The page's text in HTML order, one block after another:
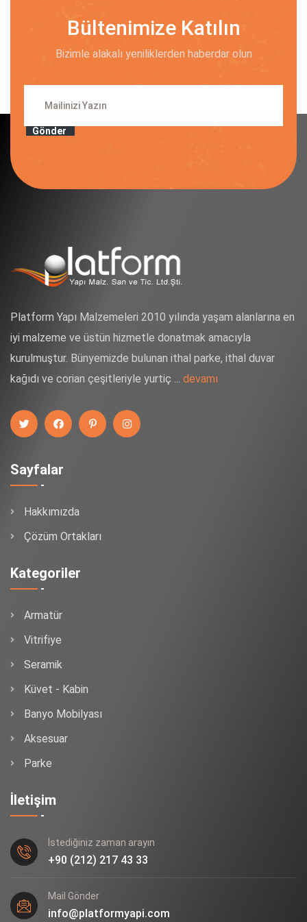
Bültenimize Katılın
Bizimle alakalı yeniliklerden haberdar olun
Gönder
Platform Yapı Malzemeleri 2010 yılında yaşam alanlarına en
iyi malzeme ve üstün hizmetle donatmak amacıyla
kurulmuştur. Bünyemizde bulunan ithal parke, ithal duvar
kağıdı ve corian çeşitleriyle yurtiç ... devamı
Sayfalar
Hakkımızda
Çözüm Ortakları
Kategoriler
Armatür
Vitrifiye
Seramik
Küvet - Kabin
Banyo Mobilyası
Aksesuar
Parke
İletişim
İstediğiniz zaman arayın
+90 (212) 217 43 33
Mail Gönder
info@platformyapi.com